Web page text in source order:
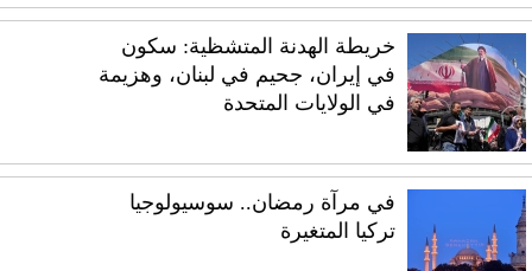
خريطة الهدنة المتشظية: سكون
في إيران، جحيم في لبنان، وهزيمة
في الولايات المتحدة
في مرآة رمضان.. سوسيولوجيا
تركيا المتغيرة